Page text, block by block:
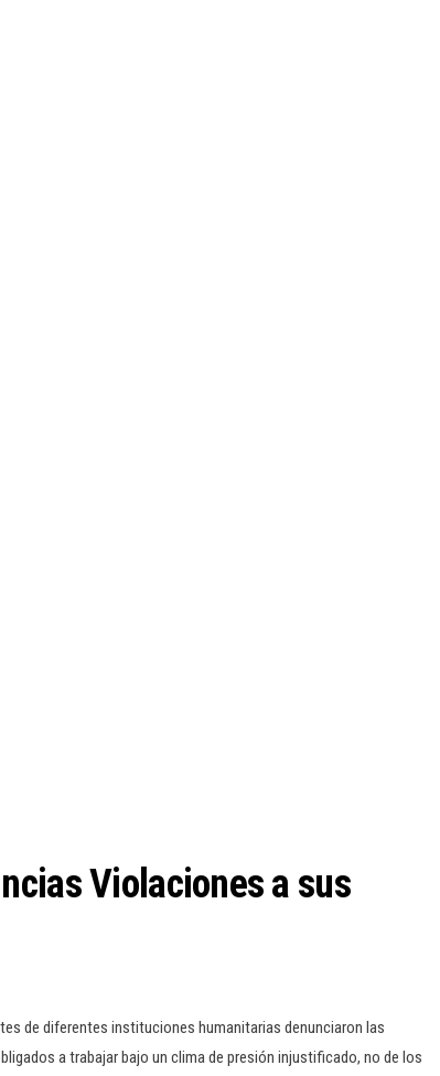
Violaciones a sus
de diferentes instituciones humanitarias denunciaron las
a trabajar bajo un clima de presión injustificado, no de los